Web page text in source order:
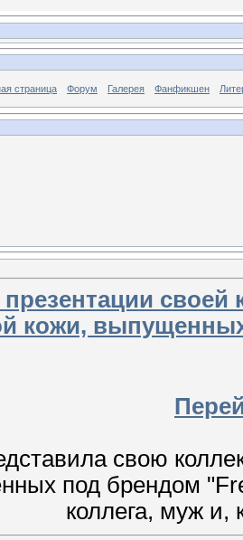
страница Форум Галерея Фанфикшен
своей
кожи,
свою
под брендом
коллега, муж и,